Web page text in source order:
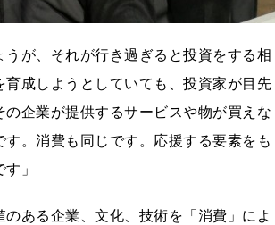
が、それが行き過ぎると投資をする相
成しようとしていても、投資家が目先
企業が提供するサービスや物が買えな
。消費も同じです。応援する要素をも
」
ある企業、文化、技術を「消費」によ